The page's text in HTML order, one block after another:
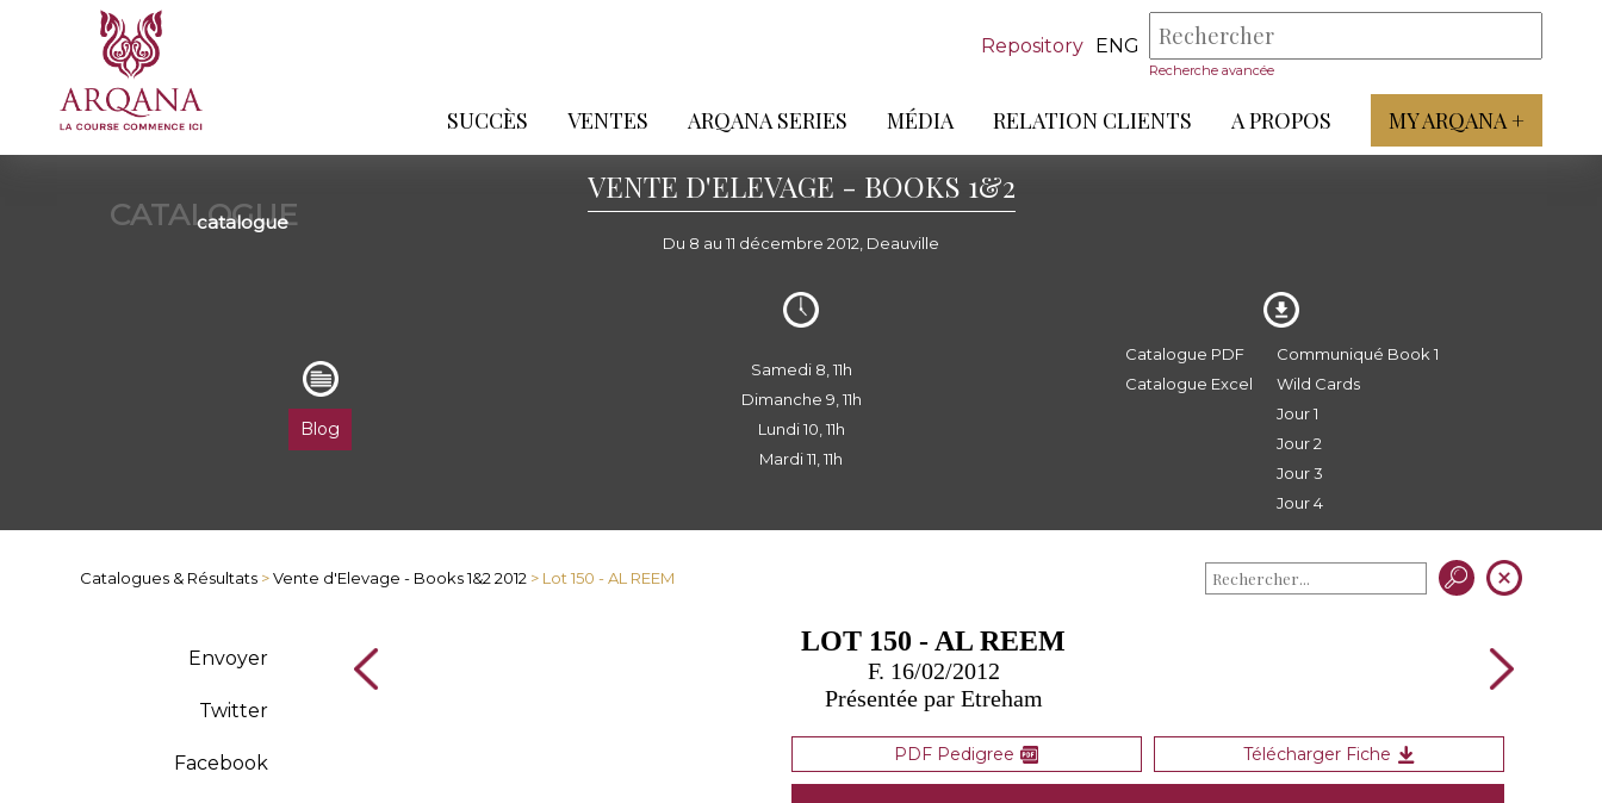
Repository ENG
Recherche avancée
SUCCÈS VENTES ARQANA SERIES MÉDIA RELATION CLIENTS A PROPOS MY ARQANA +
CATALOGUE
catalogue
VENTE D'ELEVAGE - BOOKS 1&2
Du 8 au 11 décembre 2012, Deauville
Blog
Samedi 8, 11h
Dimanche 9, 11h
Lundi 10, 11h
Mardi 11, 11h
Catalogue PDF
Catalogue Excel
Communiqué Book 1
Wild Cards
Jour 1
Jour 2
Jour 3
Jour 4
Catalogues & Résultats >Vente d'Elevage - Books 1&2 2012 > Lot 150 - AL REEM
Envoyer
Twitter
Facebook
LOT 150 - AL REEM
F. 16/02/2012
Présentée par Etreham
PDF Pedigree Télécharger Fiche